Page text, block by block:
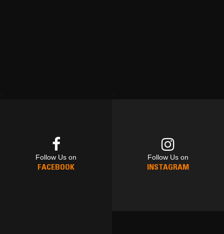
Follow Us on
FACEBOOK
Follow Us on
INSTAGRAM